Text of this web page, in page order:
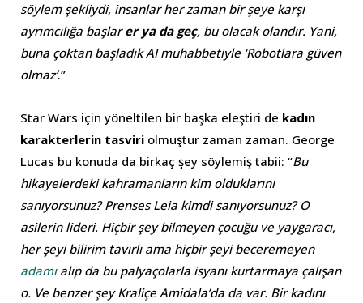
söylem şekliydi, insanlar her zaman bir şeye karşı
ayrımcılığa başlarer ya da geç, bu olacak olandır. Yani,
buna çoktan başladık AI muhabbetiyle ‘Robotlara güven
olmaz’.”
Star Wars için yöneltilen bir başka eleştiri de kadın
karakterlerin tasviri olmuştur zaman zaman. George
Lucas bu konuda da birkaç şey söylemiş tabii: “Bu
hikayelerdeki kahramanların kim olduklarını
sanıyorsunuz? Prenses Leia kimdi sanıyorsunuz? O
asilerin lideri. Hiçbir şey bilmeyen çocuğu ve yaygaracı,
her şeyi bilirim tavırlı ama hiçbir şeyi beceremeyen
adamı alıp da bu palyaçolarla isyanı kurtarmaya çalışan
o. Ve benzer şey Kraliçe Amidala’da da var. Bir kadını